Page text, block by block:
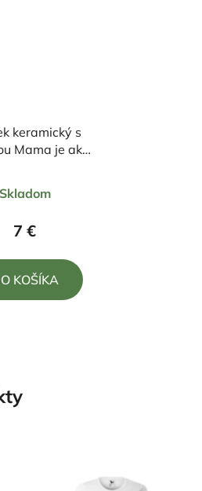
keramický s
Mama je ako
hodnotenie
produktu
5,0
z
Skladom
7 €
KOŠÍKA